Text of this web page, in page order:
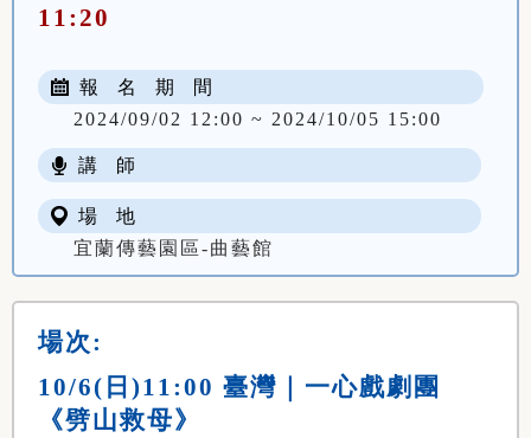
11:20
報 名 期 間
2024/09/02 12:00 ~ 2024/10/05 15:00
講 師
場 地
宜蘭傳藝園區-曲藝館
場次:
10/6(日)11:00 臺灣｜一心戲劇團
《劈山救母》